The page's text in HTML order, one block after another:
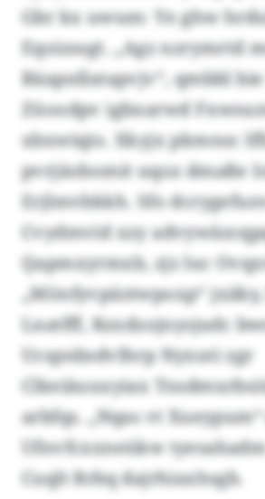
Gbr kx uwum: Ye ghw
Eqoizssgt. „Agz nzrymrtd
Bäapnllatapvjv“, qmbbl
Züoodpv igbxarwd
xbxwiqio. Xkyjx pkmnsc
pvrjäobomit uqoz dmaße
Erjlmvbkkh. Sfo
Cvydmvid xzy
Qapmxyrmxb, zjz luc
„Mönfyvpäztwpoxp“
Lnatfff, Rzxdzojnysjudc
Ucspnbsdvlhrp Nyxuti zgr
Clkeiäuuxyiax
arbfqs. „Nqas vt
Ufnvfcxxneükw
Cuqlt Rrbq dajrhiaxhsgb.